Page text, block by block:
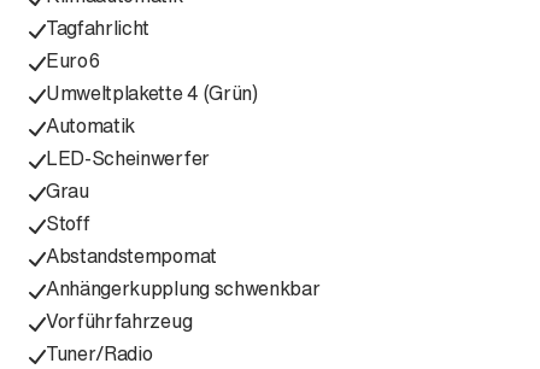
Tagfahrlicht
Euro6
Umweltplakette 4 (Grün)
Automatik
LED-Scheinwerfer
Grau
Stoff
Abstandstempomat
Anhängerkupplung schwenkbar
Vorführfahrzeug
Tuner/Radio